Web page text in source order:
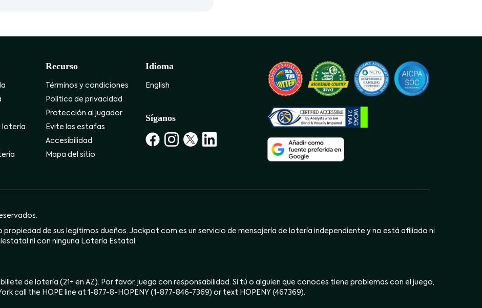
lotería
Recurso
Términos y condiciones
Política de privacidad
Protección al jugador
Evite las estafas
Accesibilidad
Mapa del sitio
Idioma
English
Síganos
propiedad de sus legítimos dueños. Jackpot.com es un servicio de mensajería de lotería independiente y no está afiliado ni
ni con ninguna Lotería Estatal.
de lotería (21+ en AZ). Por favor, juega con responsabilidad. Si tú o alguien que conoces tiene problemas con el juego,
call the HOPE line at 1-877-8-HOPENY (1-877-846-7369) or text HOPENY (467369).